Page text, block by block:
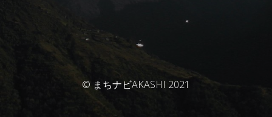
© まちナビAKASHI 2021